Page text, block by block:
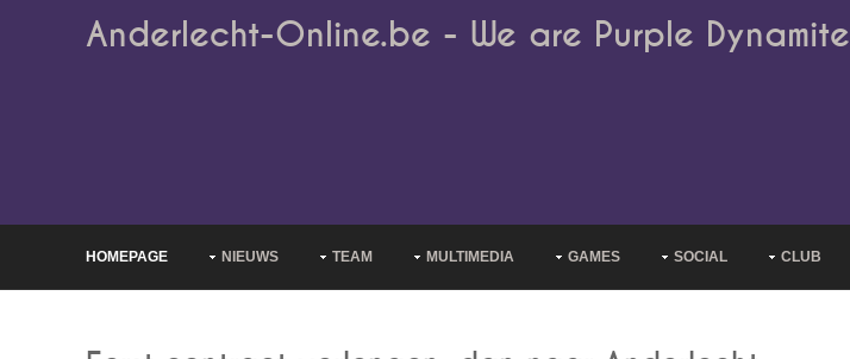
Anderlecht-Online.be - We are Purple Dynamite
HOMEPAGE NIEUWS TEAM MULTIMEDIA GAMES SOCIAL CLUB